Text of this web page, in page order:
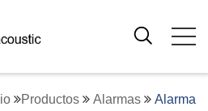
Productos Alarmas
Alarma